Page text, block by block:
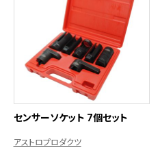
センサーソケット 7個セット
アストロプロダクツ